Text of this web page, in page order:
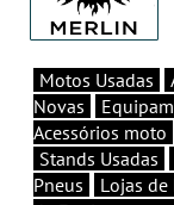
Motos Usadas
Novas
Acessórios moto
Stands Usadas
Pneus
Lojas